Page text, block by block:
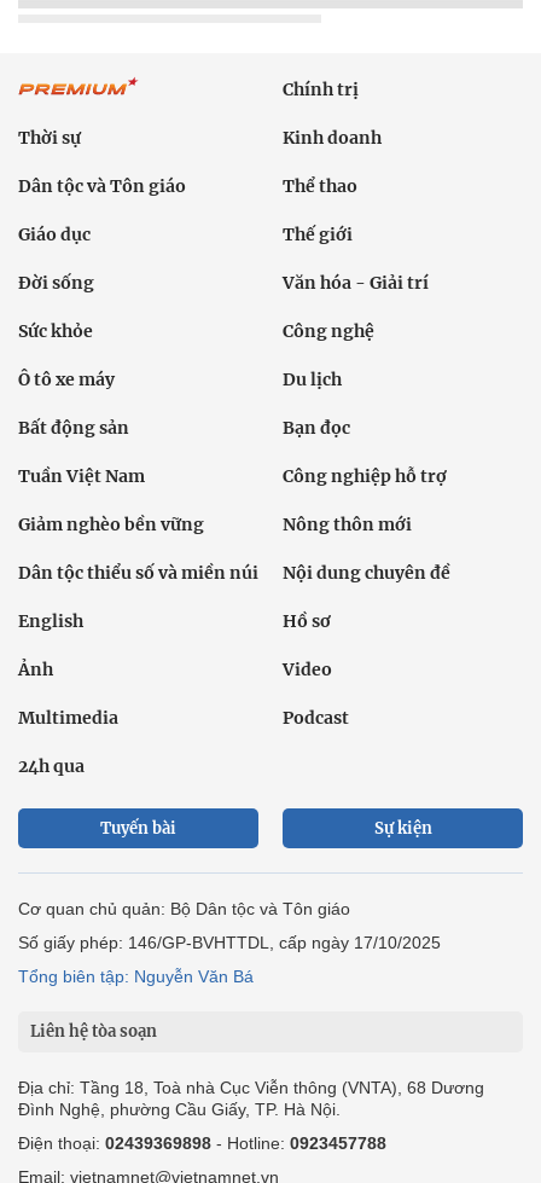
Chính trị
Thời sự Kinh doanh
Dân tộc và Tôn giáo Thể thao
Giáo dục Thế giới
Đời sống Văn hóa - Giải trí
Sức khỏe Công nghệ
Ô tô xe máy Du lịch
Bất động sản Bạn đọc
Tuần Việt Nam Công nghiệp hỗ trợ
Giảm nghèo bền vững Nông thôn mới
Dân tộc thiểu số và miền núi Nội dung chuyên đề
English Hồ sơ
Ảnh Video
Multimedia Podcast
24h qua
Tuyến bài Sự kiện
Cơ quan chủ quản: Bộ Dân tộc và Tôn giáo
Số giấy phép: 146/GP-BVHTTDL, cấp ngày 17/10/2025
Tổng biên tập: Nguyễn Văn Bá
Liên hệ tòa soạn
Địa chỉ: Tầng 18, Toà nhà Cục Viễn thông (VNTA), 68 Dương
Đình Nghệ, phường Cầu Giấy, TP. Hà Nội.
Điện thoại: 02439369898 - Hotline: 0923457788
Email: vietnamnet@vietnamnet.vn